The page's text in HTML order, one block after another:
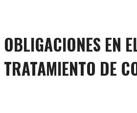
OBLIGACIONES EN
TRATAMIENTO DE